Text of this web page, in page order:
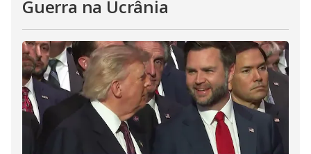
Guerra na Ucrânia